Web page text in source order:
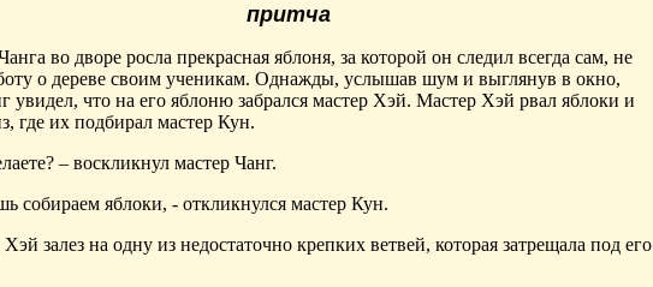
притча
во дворе росла прекрасная яблоня, за которой он следил всегда сам, не
о дереве своим ученикам. Однажды, услышав шум и выглянув в окно,
увидел, что на его яблоню забрался мастер Хэй. Мастер Хэй рвал яблоки и
где их подбирал мастер Кун.
– воскликнул мастер Чанг.
собираем яблоки, - откликнулся мастер Кун.
залез на одну из недостаточно крепких ветвей, которая затрещала под его